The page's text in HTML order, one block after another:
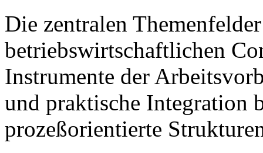
Die zentralen
betriebswirtschaftlichen
Instrumente der
und praktische Integration
prozeßorientierte